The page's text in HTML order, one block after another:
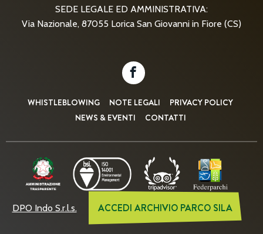
SEDE LEGALE ED AMMINISTRATIVA:
Via Nazionale, 87055 Lorica San Giovanni in Fiore (CS)
WHISTLEBLOWING NOTE LEGALI
PRIVACY POLICY
NEWS & EVENTI
CONTATTI
DPO Indo S.r.l.s. ACCEDI ARCHIVIO PARCO SILA